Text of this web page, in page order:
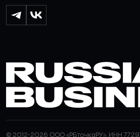
© 2012-2026 ООО «РБточкаРУ». ИНН